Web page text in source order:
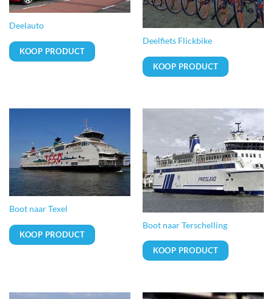
Deelauto
KOOP PRODUCT
Deelfiets Flickbike
KOOP PRODUCT
Boot naar Texel
KOOP PRODUCT
Boot naar Terschelling
KOOP PRODUCT